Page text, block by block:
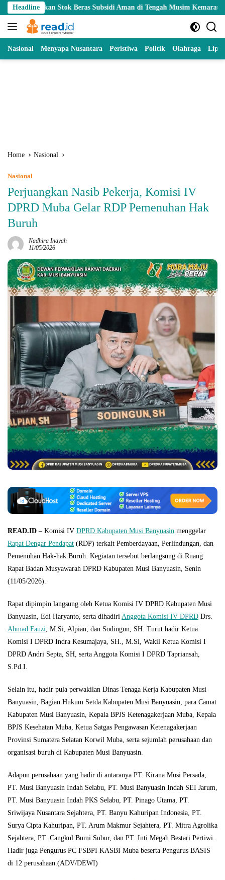
Skip
to
content
Headline
Beras Subsidi Aman di Tengah Musim Kemarau Dorong
Nasional Menyapa Nusantara Peristiwa Politik Olahraga
Home Nasional
Nasional
Perjuangkan Nasib Pekerja, Komisi IV
DPRD Muba Gelar RDP Pemenuhan Hak
Buruh
Nadhira Inayah
11/05/2026
READ.ID – Komisi IV DPRD Kabupaten Musi Banyuasin menggelar
Rapat Dengar Pendapat (RDP) terkait Pemberdayaan, Perlindungan, dan
Pemenuhan Hak-hak Buruh. Kegiatan tersebut berlangsung di Ruang
Rapat Badan Musyawarah DPRD Kabupaten Musi Banyuasin, Senin
(11/05/2026).
Rapat dipimpin langsung oleh Ketua Komisi IV DPRD Kabupaten Musi
Banyuasin, Edi Haryanto, serta dihadiri Anggota Komisi IV DPRD Drs.
Ahmad Fauzi , M.Si, Alpian, dan Sodingun, SH. Turut hadir Ketua
Komisi I DPRD Indra Kesumajaya, SH., M.Si, Wakil Ketua Komisi I
DPRD Andri Septa, SH, serta Anggota Komisi I DPRD Tapriansah,
S.Pd.I.
Selain itu, hadir pula perwakilan Dinas Tenaga Kerja Kabupaten Musi
Banyuasin, Bagian Hukum Setda Kabupaten Musi Banyuasin, para Camat
Kabupaten Musi Banyuasin, Kepala BPJS Ketenagakerjaan Muba, Kepala
BPJS Kesehatan Muba, Ketua Satgas Pengawasan Ketenagakerjaan
Provinsi Sumatera Selatan Korwil Muba, serta sejumlah perusahaan dan
organisasi buruh di Kabupaten Musi Banyuasin.
Adapun perusahaan yang hadir di antaranya PT. Kirana Musi Persada,
PT. Musi Banyuasin Indah Selabu, PT. Musi Banyuasin Indah SEI Jarum,
PT. Musi Banyuasin Indah PKS Selabu, PT. Pinago Utama, PT.
Sriwijaya Nusantara Sejahtera, PT. Banyu Kahuripan Indonesia, PT.
Surya Cipta Kahuripan, PT. Arum Makmur Sejahtera, PT. Mitra Agrolika
Sejahtera, PT. Cangkul Bumi Subur, dan PT. Inti Megah Bestari Pertiwi.
Hadir juga Pengurus PC FSBPI KASBI Muba beserta Pengurus BASIS
di 12 perusahaan.(ADV/DEWI)